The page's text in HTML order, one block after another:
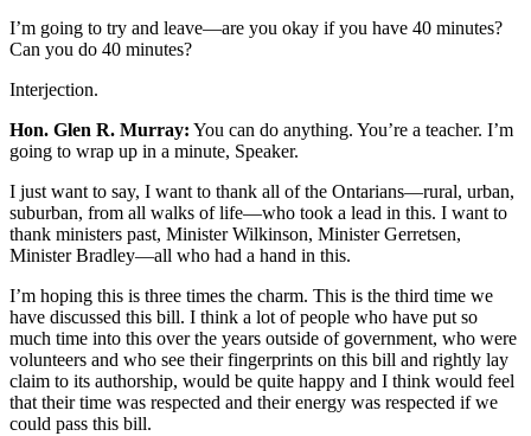
I’m going to try and leave—are you okay if you have 40 minutes?
Can you do 40 minutes?
Interjection.
Hon. Glen R. Murray: You can do anything. You’re a teacher. I’m
going to wrap up in a minute, Speaker.
I just want to say, I want to thank all of the Ontarians—rural, urban,
suburban, from all walks of life—who took a lead in this. I want to
thank ministers past, Minister Wilkinson, Minister Gerretsen,
Minister Bradley—all who had a hand in this.
I’m hoping this is three times the charm. This is the third time we
have discussed this bill. I think a lot of people who have put so
much time into this over the years outside of government, who were
volunteers and who see their fingerprints on this bill and rightly lay
claim to its authorship, would be quite happy and I think would feel
that their time was respected and their energy was respected if we
could pass this bill.